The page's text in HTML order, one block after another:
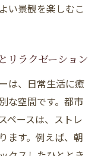
計工夫
イバルコニー
設計の注意点
ディア集
コニーデザイ
ルデザイン
い景観を楽しむこ
リラクゼーション
は、日常生活に癒
な空間です。都市
ペースは、ストレ
ます。例えば、朝